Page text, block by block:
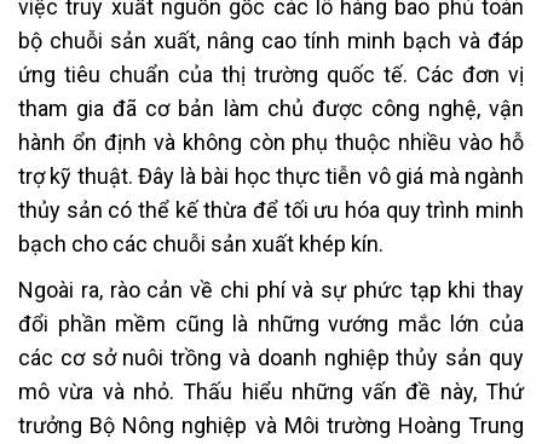
việc truy xuất nguồn gốc các lô hàng bao phủ toàn
bộ chuỗi sản xuất, nâng cao tính minh bạch và đáp
ứng tiêu chuẩn của thị trường quốc tế. Các đơn vị
tham gia đã cơ bản làm chủ được công nghệ, vận
hành ổn định và không còn phụ thuộc nhiều vào hỗ
trợ kỹ thuật. Đây là bài học thực tiễn vô giá mà ngành
thủy sản có thể kế thừa để tối ưu hóa quy trình minh
bạch cho các chuỗi sản xuất khép kín.
Ngoài ra, rào cản về chi phí và sự phức tạp khi thay
đổi phần mềm cũng là những vướng mắc lớn của
các cơ sở nuôi trồng và doanh nghiệp thủy sản quy
mô vừa và nhỏ. Thấu hiểu những vấn đề này, Thứ
trưởng Bộ Nông nghiệp và Môi trường Hoàng Trung